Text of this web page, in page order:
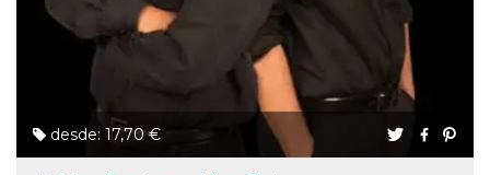
desde: 17,70 €